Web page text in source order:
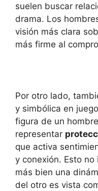
suelen buscar
drama. Los
visión más clara
más firme al
Por otro lado,
y simbólica en
figura de un
representar
que activa
y conexión. Esto
más bien una
del otro es vista